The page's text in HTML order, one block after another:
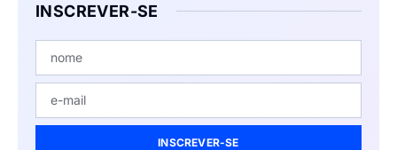
INSCREVER-SE
INSCREVER-SE